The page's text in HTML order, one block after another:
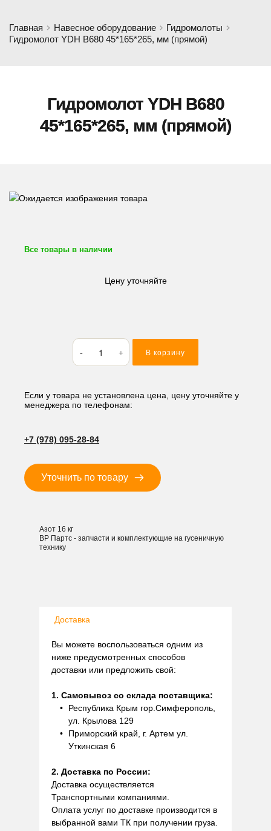
Главная Навесное оборудование
Гидромолоты
Гидромолот YDH B680 45*165*265, мм (прямой)
Гидромолот YDH B680
45*165*265, мм (прямой)
Все товары в наличии
Цену уточняйте
Количество
товара
Гидромолот
B680
45*165*265,
В корзину
Если у товара не установлена цена, цену уточняйте у
менеджера по телефонам:
+7 (978) 095-28-84
Уточнить по товару
Азот 16 кг
ВР Партс - запчасти и комплектующие на гусеничную
технику
Доставка
Вы можете воспользоваться одним из
ниже предусмотренных способов
доставки или предложить свой:
1. Самовывоз со склада поставщика:
Республика Крым гор.Симферополь,
ул. Крылова 129
Приморский край, г. Артем ул.
Уткинская 6
2. Доставка по России:
Доставка осуществляется
Транспортными компаниями.
Оплата услуг по доставке производится в
выбранной вами ТК при получении груза.